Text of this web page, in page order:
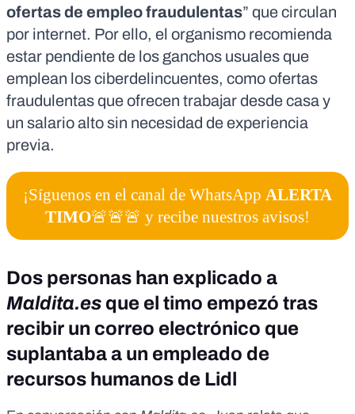
ofertas de empleo fraudulentas” que circulan
por internet. Por ello, el organismo recomienda
estar pendiente de los ganchos usuales que
emplean los ciberdelincuentes, comoofertas
fraudulentas que ofrecen trabajar desde casa y
un salario alto sin necesidad de experiencia
previa.
¡Síguenos en el canal de WhatsApp ALERTA
TIMO🚨🚨🚨 y recibe nuestros avisos!
Dos personas han explicado a
Maldita.es que el timo empezó tras
recibir un correo electrónico que
suplantaba a un empleado de
recursos humanos de Lidl